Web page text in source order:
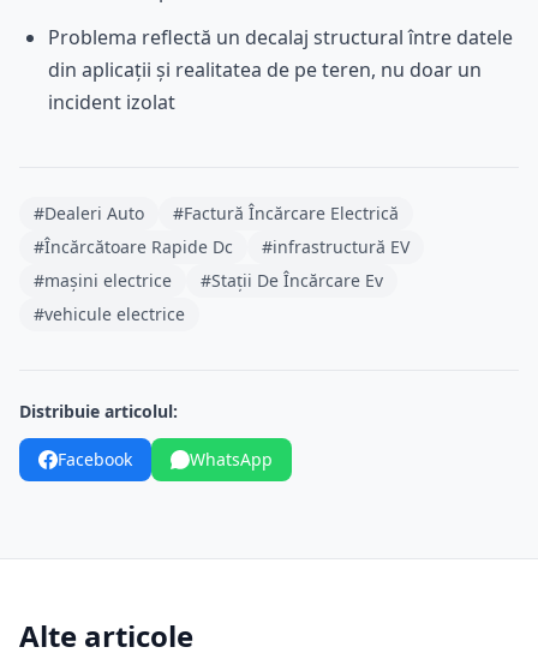
Problema reflectă un decalaj structural între datele
din aplicații și realitatea de pe teren, nu doar un
incident izolat
#Dealeri Auto
#Factură Încărcare Electrică
#Încărcătoare Rapide Dc
#infrastructură EV
#mașini electrice
#Stații De Încărcare Ev
#vehicule electrice
Distribuie articolul:
Facebook WhatsApp
Alte articole